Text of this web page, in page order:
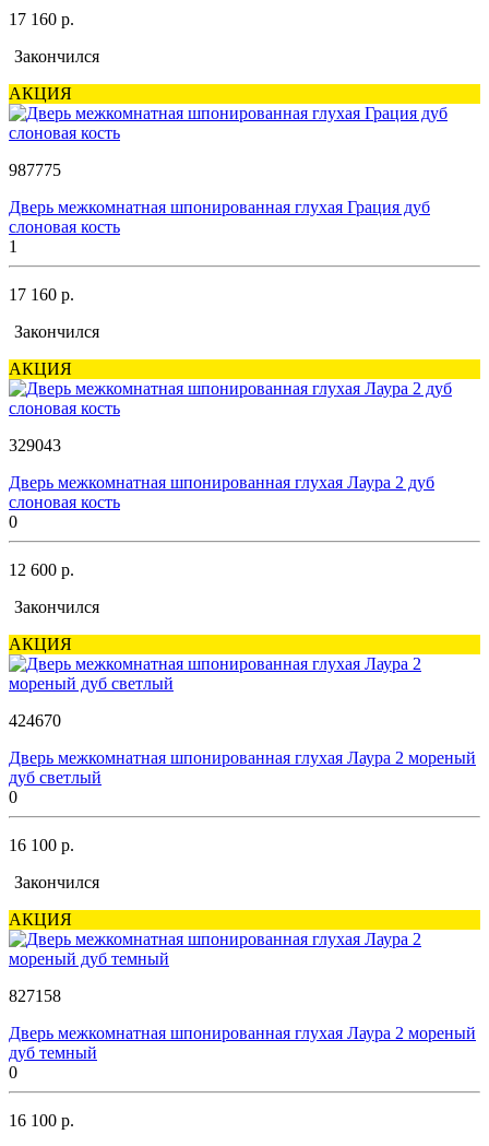
17 160 р.
Закончился
АКЦИЯ
987775
Дверь межкомнатная шпонированная глухая Грация дуб
слоновая кость
1
17 160 р.
Закончился
АКЦИЯ
329043
Дверь межкомнатная шпонированная глухая Лаура 2 дуб
слоновая кость
0
12 600 р.
Закончился
АКЦИЯ
424670
Дверь межкомнатная шпонированная глухая Лаура 2 мореный
дуб светлый
0
16 100 р.
Закончился
АКЦИЯ
827158
Дверь межкомнатная шпонированная глухая Лаура 2 мореный
дуб темный
0
16 100 р.